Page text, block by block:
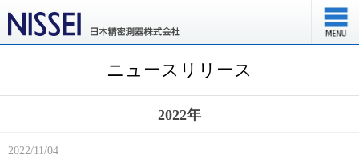
ニュースリリース
2022年
2022/11/04